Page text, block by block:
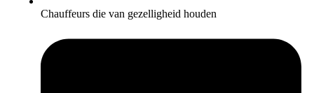
Chauffeurs die van gezelligheid houden